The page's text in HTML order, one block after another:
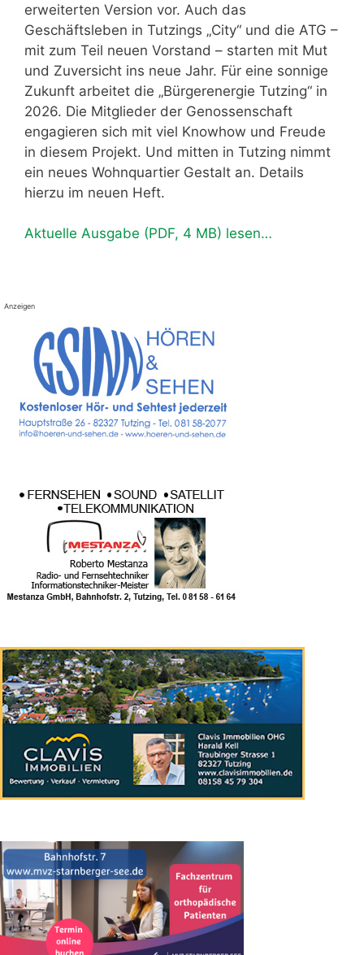
erweiterten Version vor. Auch das
Geschäftsleben in Tutzings „City“ und die ATG –
mit zum Teil neuen Vorstand – starten mit Mut
und Zuversicht ins neue Jahr. Für eine sonnige
Zukunft arbeitet die „Bürgerenergie Tutzing“ in
2026. Die Mitglieder der Genossenschaft
engagieren sich mit viel Knowhow und Freude
in diesem Projekt. Und mitten in Tutzing nimmt
ein neues Wohnquartier Gestalt an. Details
hierzu im neuen Heft.
Aktuelle Ausgabe (PDF, 4 MB) lesen…
Anzeigen